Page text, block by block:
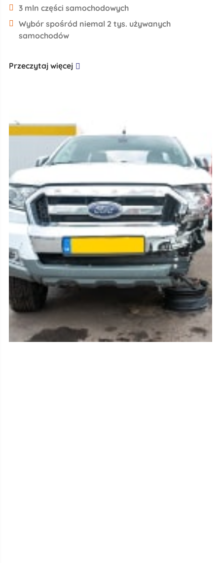
3 mln części samochodowych
Wybór spośród niemal 2 tys. używanych
samochodów
Przeczytaj więcej